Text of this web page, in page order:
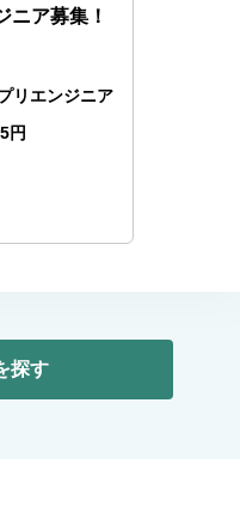
ニア募集！
リエンジニア
円
探す